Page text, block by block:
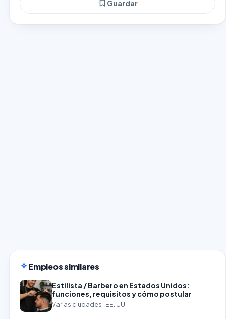
Guardar
Empleos similares
Estilista / Barbero en Estados Unidos:
funciones, requisitos y cómo postular
Varias ciudades · EE. UU.